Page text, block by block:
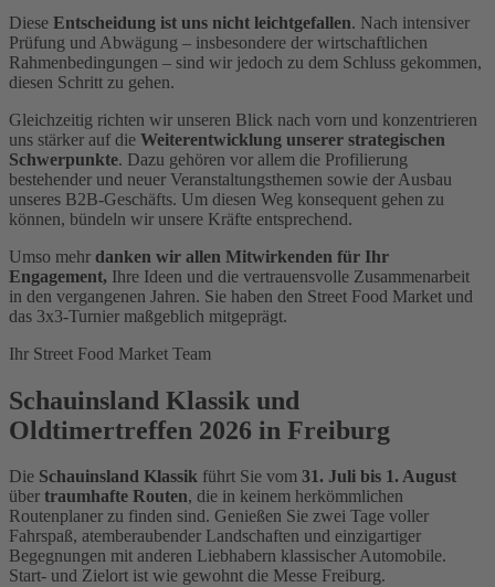
Diese Entscheidung ist uns nicht leichtgefallen. Nach intensiver
Prüfung und Abwägung – insbesondere der wirtschaftlichen
Rahmenbedingungen – sind wir jedoch zu dem Schluss gekommen,
diesen Schritt zu gehen.
Gleichzeitig richten wir unseren Blick nach vorn und konzentrieren
uns stärker auf die Weiterentwicklung unserer strategischen
Schwerpunkte. Dazu gehören vor allem die Profilierung
bestehender und neuer Veranstaltungsthemen sowie der Ausbau
unseres B2B-Geschäfts. Um diesen Weg konsequent gehen zu
können, bündeln wir unsere Kräfte entsprechend.
Umso mehr danken wir allen Mitwirkenden für Ihr
Engagement, Ihre Ideen und die vertrauensvolle Zusammenarbeit
in den vergangenen Jahren. Sie haben den Street Food Market und
das 3x3-Turnier maßgeblich mitgeprägt.
Ihr Street Food Market Team
Schauinsland Klassik und
Oldtimertreffen 2026 in Freiburg
Die Schauinsland Klassik führt Sie vom 31. Juli bis 1. August
über traumhafte Routen, die in keinem herkömmlichen
Routenplaner zu finden sind. Genießen Sie zwei Tage voller
Fahrspaß, atemberaubender Landschaften und einzigartiger
Begegnungen mit anderen Liebhabern klassischer Automobile.
Start- und Zielort ist wie gewohnt die Messe Freiburg.